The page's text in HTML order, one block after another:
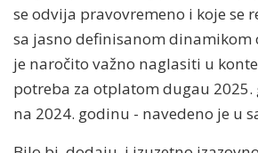
se odvija pravovremeno i koje se
sa jasno definisanom dinamikom
je naročito važno naglasiti u
potreba za otplatom dugau
na 2024. godinu - navedeno je u